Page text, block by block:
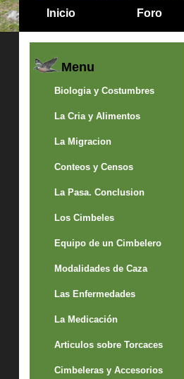
Inicio Foro
Menu
Biologia y Costumbres
La Cria y Alimentos
La Migracion
Conteos y Censos
La Pasa. Conclusion
Los Cimbeles
Equipo de un Cimbelero
Modalidades de Caza
Las Enfermedades
La Medicación
Articulos sobre Torcaces
Cimbeleras y Accesorios